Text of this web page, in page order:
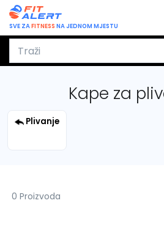
SVE ZAFITNESS NA JEDNOM MJESTU
Kape za
Plivanje
0 Proizvoda